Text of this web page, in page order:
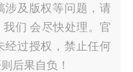
涉及版权等问题，请
们 会尽快处理。官
经过授权，禁止任何
后果自负！